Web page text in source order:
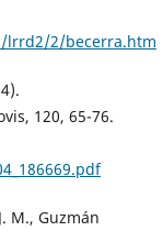
2/becerra.htm
120, 65-76.
M., Guzmán